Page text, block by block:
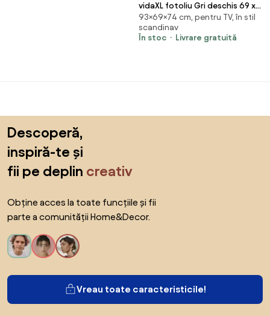
vidaXL fotoliu Gri deschis 69 x
74 x 93 cm Țesătura Sherpa
93×69×74 cm, pentru TV, în stil
scandinav
În stoc
Livrare gratuită
Descoperă,
inspiră-te și
fii pe deplin creativ
Obține acces la toate funcțiile și fii
parte a comunității Home&Decor.
Vreau toate caracteristicile!